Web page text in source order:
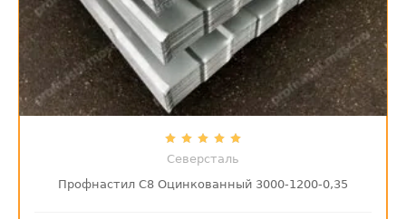
Северсталь
Профнастил С8 Оцинкованный 3000-1200-0,35